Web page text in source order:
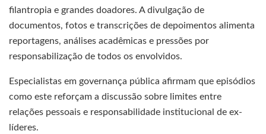
filantropia e grandes doadores. A divulgação de
documentos, fotos e transcrições de depoimentos alimenta
reportagens, análises acadêmicas e pressões por
responsabilização de todos os envolvidos.
Especialistas em governança pública afirmam que episódios
como este reforçam a discussão sobre limites entre
relações pessoais e responsabilidade institucional de ex-
líderes.